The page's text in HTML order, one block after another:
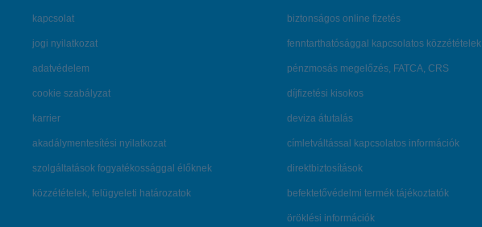
kapcsolat
jogi nyilatkozat
adatvédelem
cookie szabályzat
karrier
akadálymentesítési nyilatkozat
szolgáltatások fogyatékossággal élőknek
közzétételek, felügyeleti határozatok
biztonságos online fizetés
fenntarthatósággal kapcsolatos közzétételek
pénzmosás megelőzés, FATCA, CRS
díjfizetési kisokos
deviza átutalás
címletváltással kapcsolatos információk
direktbiztosítások
befektetővédelmi termék tájékoztatók
öröklési információk